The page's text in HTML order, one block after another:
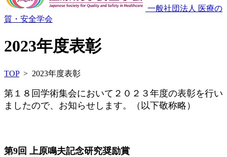
一般社団法人 医療の
質・安全学会
2023年度表彰
TOP> 2023年度表彰
第１８回学術集会において２０２３年度の表彰を行い
ましたので、お知らせします。（以下敬称略）
第9回 上原鳴夫記念研究奨励賞